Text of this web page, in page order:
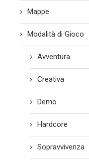
Mappe
Modalità di Gioco
Avventura
Creativa
Demo
Hardcore
Sopravvivenza